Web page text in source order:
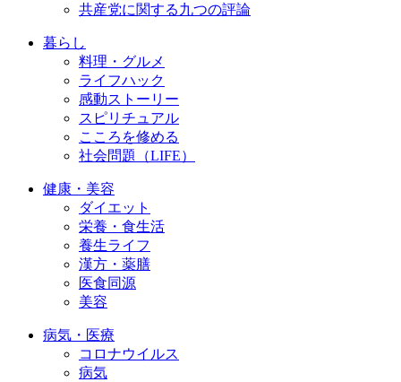
共産党に関する九つの評論
暮らし
料理・グルメ
ライフハック
感動ストーリー
スピリチュアル
こころを修める
社会問題（LIFE）
健康・美容
ダイエット
栄養・食生活
養生ライフ
漢方・薬膳
医食同源
美容
病気・医療
コロナウイルス
病気